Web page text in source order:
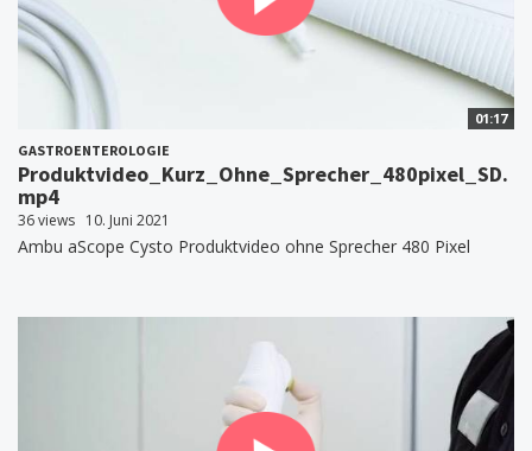
01:17
GASTROENTEROLOGIE
Produktvideo_Kurz_Ohne_Sprecher_480pixel_SD.
mp4
36 views 10. Juni 2021
Ambu aScope Cysto Produktvideo ohne Sprecher 480 Pixel